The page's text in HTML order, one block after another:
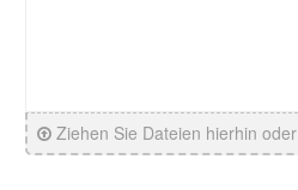
Ziehen Sie Dateien hierhin oder